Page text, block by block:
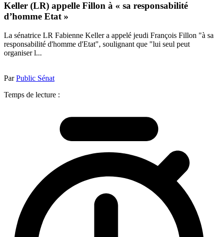
Keller (LR) appelle Fillon à « sa responsabilité
d’homme Etat »
La sénatrice LR Fabienne Keller a appelé jeudi François Fillon "à sa
responsabilité d'homme d'Etat", soulignant que "lui seul peut
organiser l...
ParPublic Sénat
Temps de lecture :